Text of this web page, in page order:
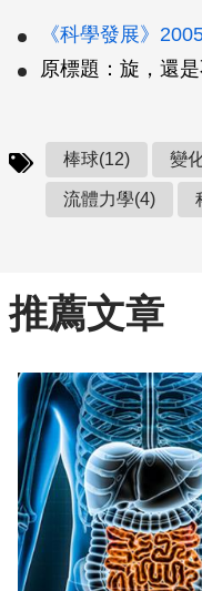
《科學發展》
原標題：旋，還
棒球(12) 變
流體力學(4)
推薦文章